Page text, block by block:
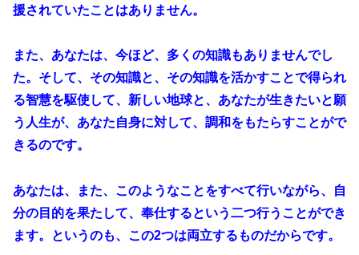
援されていたことはありません。
また、あなたは、今ほど、多くの知識もありませんでし
た。そして、その知識と、その知識を活かすことで得られ
る智慧を駆使して、新しい地球と、あなたが生きたいと願
う人生が、あなた自身に対して、調和をもたらすことがで
きるのです。
あなたは、また、このようなことをすべて行いながら、自
分の目的を果たして、奉仕するという二つ行うことができ
ます。というのも、この2つは両立するものだからです。